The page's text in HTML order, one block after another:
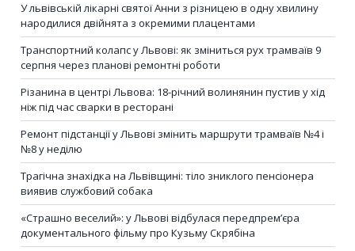
У львівській лікарні святої Анни з різницею в одну хвилину
народилися двійнята з окремими плацентами
Транспортний колапс у Львові: як зміниться рух трамваїв 9
серпня через планові ремонтні роботи
Різанина в центрі Львова: 18-річний волинянин пустив у хід
ніж під час сварки в ресторані
Ремонт підстанції у Львові змінить маршрути трамваїв №4 і
№8 у неділю
Трагічна знахідка на Львівщині: тіло зниклого пенсіонера
виявив службовий собака
«Страшно веселий»: у Львові відбулася передпрем’єра
документального фільму про Кузьму Скрябіна